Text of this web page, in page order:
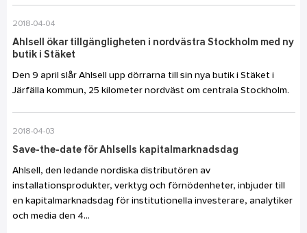
2018-04-04
Ahlsell ökar tillgängligheten i nordvästra Stockholm med ny
butik i Stäket
Den 9 april slår Ahlsell upp dörrarna till sin nya butik i Stäket i
Järfälla kommun, 25 kilometer nordväst om centrala Stockholm.
2018-04-03
Save-the-date för Ahlsells kapitalmarknadsdag
Ahlsell, den ledande nordiska distributören av
installationsprodukter, verktyg och förnödenheter, inbjuder till
en kapitalmarknadsdag för institutionella investerare, analytiker
och media den 4...